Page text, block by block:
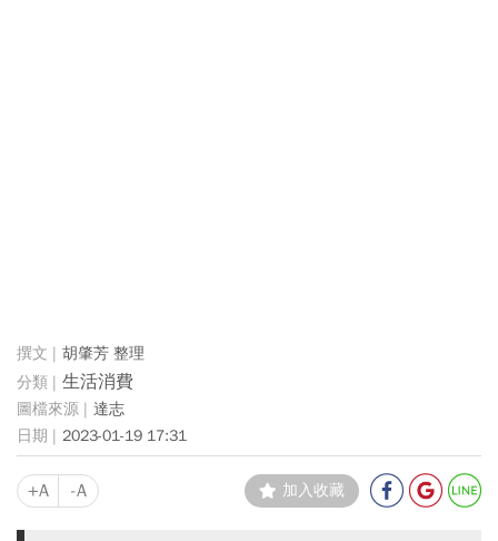
胡肇芳 整理
生活消費
達志
2023-01-19 17:31
+A -A 加入收藏